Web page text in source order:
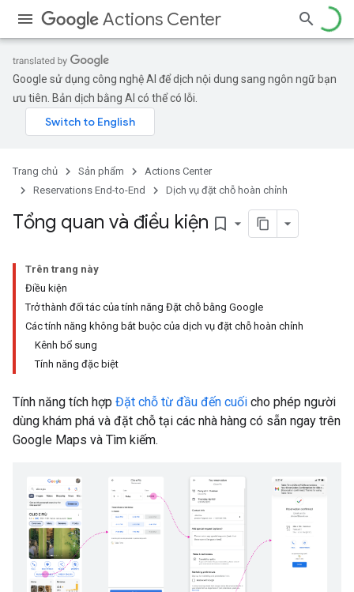
Actions Center
Google sử dụng công nghệ AI để dịch nội dung sang ngôn ngữ bạn
ưu tiên. Bản dịch bằng AI có thể có lỗi.
Trang chủ Sản phẩm
Actions Center
Reservations End-to-End
Dịch vụ đặt chỗ hoàn chỉnh
Tổng quan và điều kiện bookmark_border
Trên trang này
Điều kiện
Trở thành đối tác của tính năng Đặt chỗ bằng Google
Các tính năng không bắt buộc của dịch vụ đặt chỗ hoàn chỉnh
Kênh bổ sung
Tính năng đặc biệt
Tính năng tích hợp Đặt chỗ từ đầu đến cuối cho phép người
dùng khám phá và đặt chỗ tại các nhà hàng có sẵn ngay trên
Google Maps và Tìm kiếm.